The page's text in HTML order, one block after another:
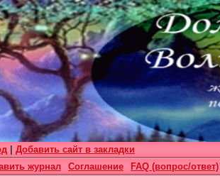
Добавить сайт в закладки
журнал Соглашение FAQ (вопрос/ответ)